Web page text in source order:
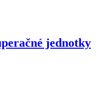
jednotky